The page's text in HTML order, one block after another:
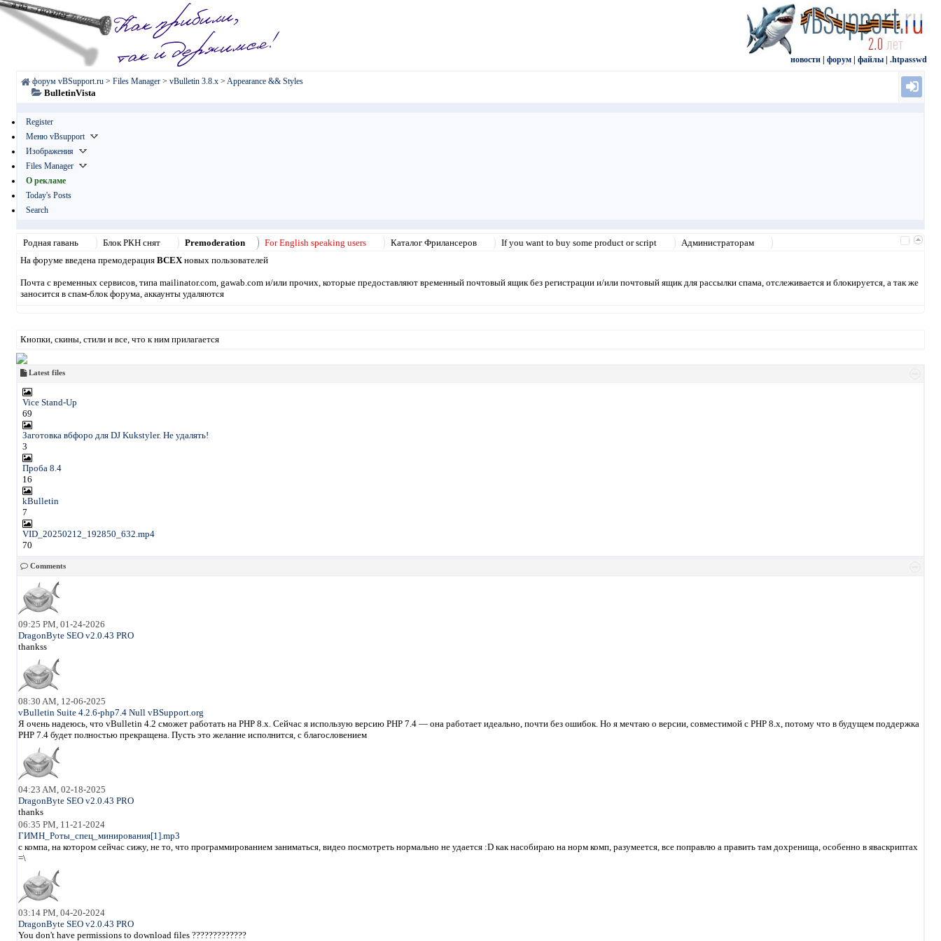
новости форум файлы .htpasswd
форум vBSupport.ru > Files Manager > vBulletin 3.8.x > Appearance && Styles
BulletinVista
Register
Меню vBsupport
Изображения
Files Manager
О рекламе
Today's Posts
Search
Родная гавань Блок РКН снят Premoderation For English speaking users Каталог Фрилансеров If you want to buy some product or script
Администраторам
На форуме введена премодерация ВСЕХновых пользователей
Почта с временных сервисов, типа mailinator.com, gawab.com и/или прочих, которые предоставляют временный почтовый ящик без регистрации и/или почтовый ящик для рассылки спама, отслеживается и блокируется, а так же
заносится в спам-блок форума, аккаунты удаляются
Кнопки, скины, стили и все, что к ним прилагается
Latest files
Vice Stand-Up
69
Заготовка вбфоро для DJ Kukstyler. Не удалять!
3
Проба 8.4
16
kBulletin
7
VID_20250212_192850_632.mp4
70
Comments
09:25 PM, 01-24-2026
DragonByte SEO v2.0.43 PRO
thankss
08:30 AM, 12-06-2025
vBulletin Suite 4.2.6-php7.4 Null vBSupport.org
Я очень надеюсь, что vBulletin 4.2 сможет работать на PHP 8.x. Сейчас я использую версию PHP 7.4 — она работает идеально, почти без ошибок. Но я мечтаю о версии, совместимой с PHP 8.x, потому что в будущем поддержка
PHP 7.4 будет полностью прекращена. Пусть это желание исполнится, с благословением
04:23 AM, 02-18-2025
DragonByte SEO v2.0.43 PRO
thanks
06:35 PM, 11-21-2024
ГИМН_Роты_спец_минирования[1].mp3
с компа, на котором сейчас сижу, не то, что программированием заниматься, видео посмотреть нормально не удается :D как насобираю на норм комп, разумеется, все поправлю а править там дохренища, особенно в яваскриптах
=\
03:14 PM, 04-20-2024
DragonByte SEO v2.0.43 PRO
You don't have permissions to download files ?????????????